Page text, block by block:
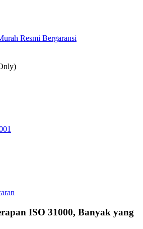
Resmi Bergaransi
ISO 31000, Banyak yang